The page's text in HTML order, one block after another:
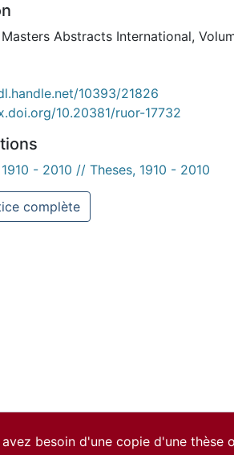
Abstracts International,
10393/21826
10.20381/ruor-17732
- 2010 // Theses, 1910 - 2010
complète
besoin d'une copie d'une thèse